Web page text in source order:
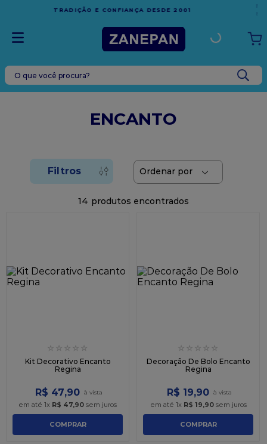
EM COMPRAS ACIMA DE R$1.000,00 PARA O
ESPÍRITO SANTO
O que você procura?
ENCANTO
14
☆ ☆ ☆ ☆ ☆
Kit Decorativo Encanto
Regina
R$ 47,90
em até 1x R$ 47,90 sem juros
COMPRAR
☆ ☆ ☆ ☆ ☆
Decoração De Bolo Encanto
Regina
R$ 19,90
em até 1x R$ 19,90sem juros
COMPRAR
TERMOS MAIS BUSCADOS
top harald
vabene
9º
caixa kraft